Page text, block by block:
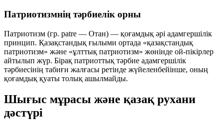
Патриотизмнің тәрбиелік орны
Патриотизм (гр. patre — Отан) — қоғамдық әрі адамгершілік
принцип. Қазақстандық ғылыми ортада «қазақстандық
патриотизм» және «ұлттық патриотизм» жөнінде ой-пікірлер
айтылып жүр. Бірақ патриоттық тәрбие адамгершілік
тәрбиесінің табиғи жалғасы ретінде жүйеленбейінше, оның
қоғамдық қуаты толық ашылмайды.
Шығыс мұрасы және қазақ рухани
дәстүрі